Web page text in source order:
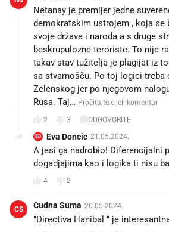
Netanay je premijer jedne
demokratskim ustrojem , koja se
svoje države i naroda a s druge
beskrupulozne teroriste. To nije
takav stav tužitelja je plagijat iz
sa stvarnošču. Po toj logici treba
Zelenskog jer po njegovom
Rusa. Taj… Pročitajte cijeli komentar
2 3 ODGOVORITE
ED Eva Doncic 21.05.2024.
A jesi ga nadrobio! Diferencijalni
dogadjajima kao i logika ti nisu
4 2
CS Cudna Suma 20.05.2024.
"Directiva Hanibal " je